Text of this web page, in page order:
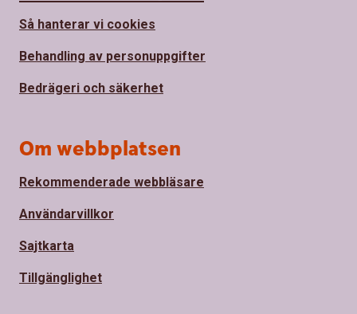
Så hanterar vi cookies
Behandling av personuppgifter
Bedrägeri och säkerhet
Om webbplatsen
Rekommenderade webbläsare
Användarvillkor
Sajtkarta
Tillgänglighet